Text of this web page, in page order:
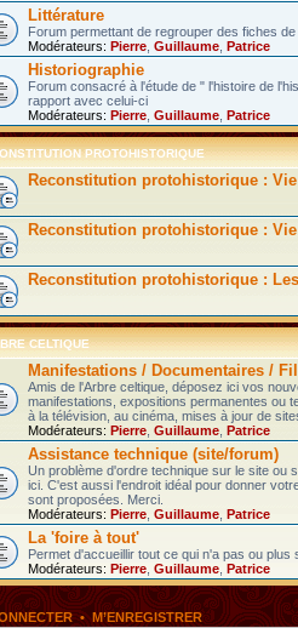
Littérature
Forum permettant de regrouper des fiches
Modérateurs: Pierre Guillaume Patrice
Historiographie
Forum consacré à l'étude de " l'histoire de
rapport avec celui-ci
Modérateurs: Pierre Guillaume Patrice
PROTOHISTORIQUE
Reconstitution protohistorique :
Reconstitution protohistorique :
Reconstitution protohistorique :
CELTIQUE
Manifestations / Documentaires /
Amis de l'Arbre celtique, déposez ici vos
manifestations, expositions permanentes ou
à la télévision, au cinéma, mises à jour de
Modérateurs: Pierre Guillaume Patrice
Assistance technique (site/forum)
Un problème d'ordre technique sur le site ou
ici. C'est aussi l'endroit idéal pour donner
sont proposées. Merci.
Modérateurs: Pierre Guillaume Patrice
La 'foire à tout'
Permet d'accueillir tout ce qui n'a pas ou
Modérateurs: Pierre Guillaume Patrice
•M’ENREGISTRER